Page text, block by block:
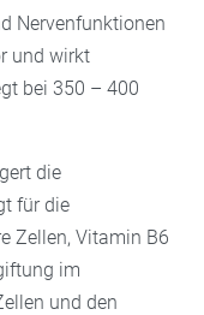
: Mindestens zwei
bleiben. Mit der
das Risiko an
Nervenfunktionen
und wirkt
bei 350 – 400
die
für die
Zellen, Vitamin B6
im
und den